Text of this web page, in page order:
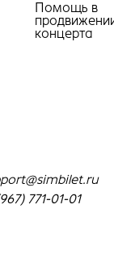
Помощь в
концерта
771-01-01